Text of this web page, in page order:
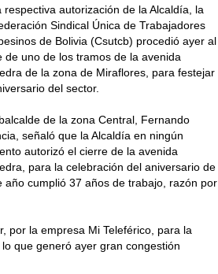
respectiva autorización de la Alcaldía, la
Sindical Única de Trabajadores
de Bolivia (Csutcb) procedió ayer al
de uno de los tramos de la avenida
de la zona de Miraflores, para festejar
del sector.
de la zona Central, Fernando
señaló que la Alcaldía en ningún
autorizó el cierre de la avenida
para la celebración del aniversario de
cumplió 37 años de trabajo, razón por
por la empresa Mi Teleférico, para la
que generó ayer gran congestión